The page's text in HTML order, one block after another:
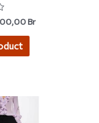
Br